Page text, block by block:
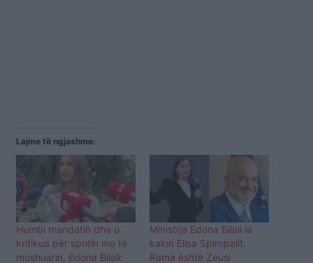
Lajme të ngjashme:
Humbi mandatin dhe u
kritikua për spotin me të
moshuarin, Edona Bilali:
Ministrja Edona Bilali ia
kalon Elisa Spiropalit:
Rama është Zeusi